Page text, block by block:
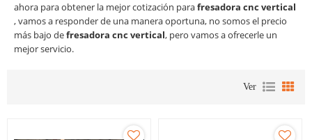
ahora para obtener la mejor cotización parafresadora cnc vertical
, vamos a responder de una manera oportuna, no somos el precio
más bajo defresadora cnc vertical, pero vamos a ofrecerle un
mejor servicio.
Ver